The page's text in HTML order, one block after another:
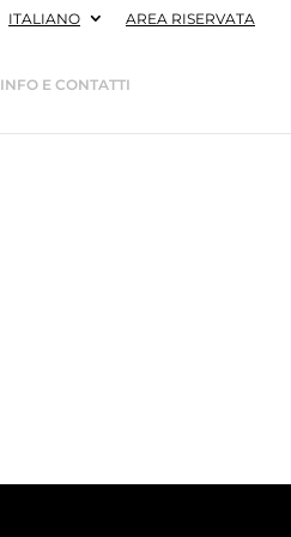
ITALIANO AREA RISERVATA
INFO E CONTATTI